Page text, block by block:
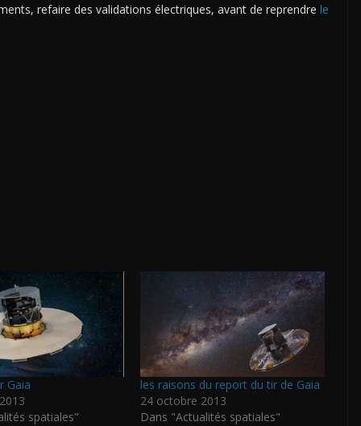
refaire des validations électriques, avant de reprendre le
Gaia
spatiales"
les raisons du report du tir de Gaia
24 octobre 2013
Dans "Actualités spatiales"